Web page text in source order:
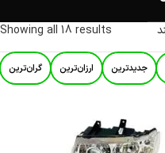
Showing all 18 results
جدیدترین ارزان‌ترین گران‌ترین